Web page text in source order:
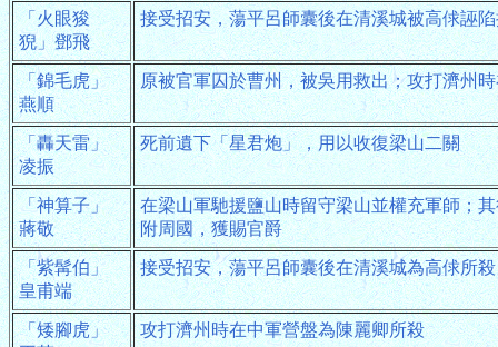
「火眼狻
猊」鄧飛
接受招安，蕩平呂師囊後在清溪城被高俅誣
「錦毛虎」
燕順
原被官軍囚於曹州，被吳用救出；攻打濟州
「轟天雷」
凌振
死前遺下「星君炮」，用以收復梁山二關
「神算子」
蔣敬
在梁山軍馳援鹽山時留守梁山並權充軍師；
附周國，獲賜官爵
「紫髯伯」
皇甫端
接受招安，蕩平呂師囊後在清溪城為高俅所殺
「矮腳虎」
攻打濟州時在中軍營盤為陳麗卿所殺